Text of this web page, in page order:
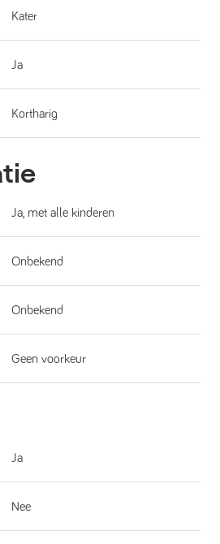
Kater
Ja
Kortharig
Ja, met alle kinderen
Onbekend
Onbekend
Geen voorkeur
Ja
Nee